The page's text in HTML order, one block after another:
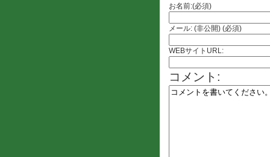
お名前:(必須)
メール: (非公開) (必須)
WEBサイトURL:
コメント: